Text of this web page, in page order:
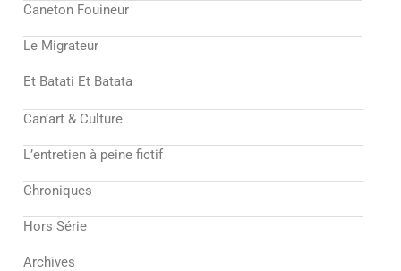
Caneton Fouineur
Le Migrateur
Et Batati Et Batata
Can’art & Culture
L’entretien à peine fictif
Chroniques
Hors Série
Archives